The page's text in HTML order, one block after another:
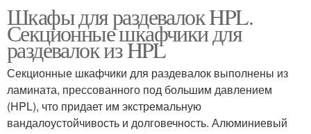
Шкафы для раздевалок HPL.
Секционные шкафчики для
раздевалок из HPL
Секционные шкафчики для раздевалок выполнены из
ламината, прессованного под большим давлением
(HPL), что придает им экстремальную
вандалоустойчивость и долговечность. Алюминиевый